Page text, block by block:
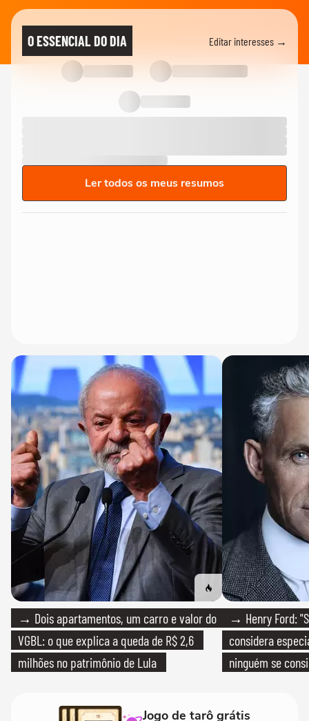
O ESSENCIAL DO DIA Editar interesses →
Ler todos os meus resumos
→ Dois apartamentos, um carro e valor do
VGBL: o que explica a queda de R$ 2,6
milhões no patrimônio de Lula
→ Henry Ford:
considera
ninguém se
Jogo de tarô grátis